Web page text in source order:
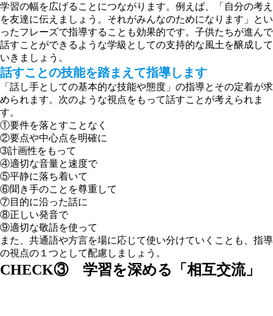
学習の幅を広げることにつながります。例えば、「 自分の考え
を友達に伝えましょう。それがみんなのためになります 」とい
ったフレーズで指導することも効果的です。子供たちが進んで
話すことができるような学級としての支持的な風土を醸成して
いきましょう。
話すことの技能を踏まえて指導します
「 話し手としての基本的な技能や態度 」の指導とその定着が求
められます。次のような視点をもって話すことが考えられま
す。
①要件を落とすことなく
②要点や中心点を明確に
➂計画性をもって
④適切な音量と速度で
⑤平静に落ち着いて
⑥聞き手のことを尊重して
⑦目的に沿った話に
⑧正しい発音で
⑨適切な敬語を使って
また、 共通語や方言を場に応じて使い分けていくことも、指導
の視点の１つとして配慮しましょう。
CHECK③ 学習を深める「相互交流」